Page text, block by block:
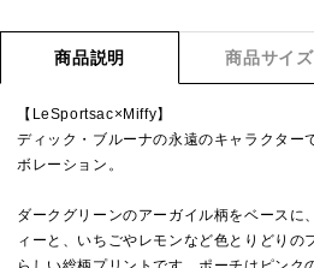
商品説明 商品サイズ
【LeSportsac×Miffy】
ディック・ブルーナの永遠のキャラクター
ボレーション。
ダークグリーンのアーガイル柄をベースに
ィーと、いちごやレモンなど色とりどりの